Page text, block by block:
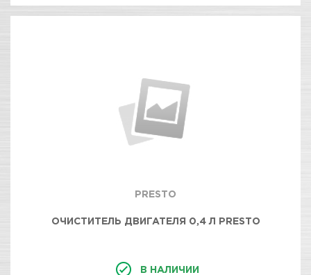
PRESTO
ОЧИСТИТЕЛЬ ДВИГАТЕЛЯ 0,4 Л PRESTO
В НАЛИЧИИ